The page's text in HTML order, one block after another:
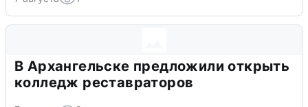
В Архангельске предложили открыть
колледж реставраторов